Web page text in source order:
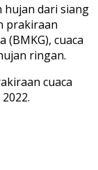
hujan dari siang
prakiraan
cuaca
ringan.
cuaca